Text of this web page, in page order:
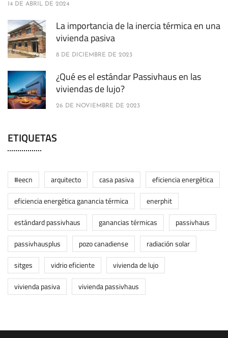
14 DE ABRIL DE 2024
La importancia de la inercia térmica en una
vivienda pasiva
8 DE DICIEMBRE DE 2023
¿Qué es el estándar Passivhaus en las
viviendas de lujo?
26 DE NOVIEMBRE DE 2023
ETIQUETAS
#eecn arquitecto casa pasiva
eficiencia energética
eficiencia energética ganancia térmica
enerphit
estándard passivhaus
ganancias térmicas
passivhaus
passivhausplus
pozo canadiense
radiación solar
sitges
vidrio eficiente
vivienda de lujo
vivienda pasiva
vivienda passivhaus